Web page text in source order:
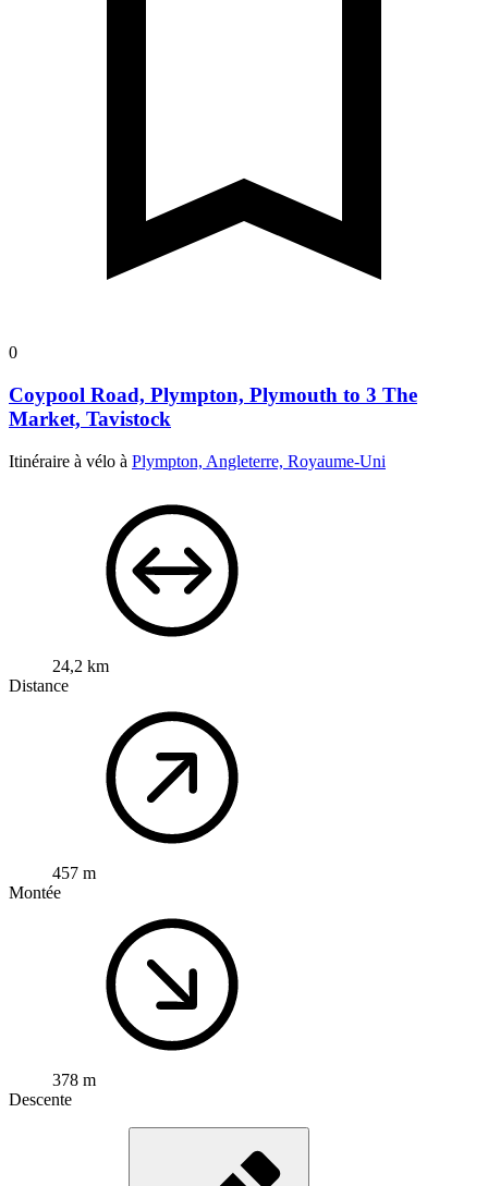
0
Coypool Road, Plympton, Plymouth to 3 The
Market, Tavistock
Itinéraire à vélo à Plympton, Angleterre, Royaume-Uni
24,2 km
Distance
457 m
Montée
378 m
Descente